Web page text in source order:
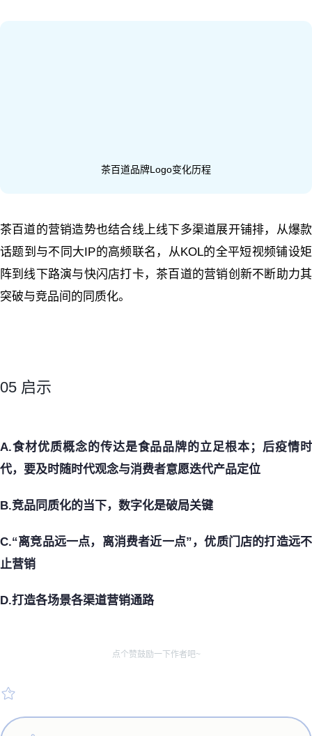
茶百道品牌Logo变化历程
茶百道的营销造势也结合线上线下多渠道展开铺排，从爆款
话题到与不同大IP的高频联名，从KOL的全平短视频铺设矩
阵到线下路演与快闪店打卡，茶百道的营销创新不断助力其
突破与竞品间的同质化。
05 启示
A.食材优质概念的传达是食品品牌的立足根本；后疫情时
代，要及时随时代观念与消费者意愿迭代产品定位
B.竞品同质化的当下，数字化是破局关键
C.“离竞品远一点，离消费者近一点”，优质门店的打造远不
止营销
D.打造各场景各渠道营销通路
点个赞鼓励一下作者吧~